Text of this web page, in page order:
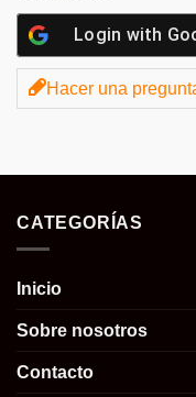
Login with
Hacer una
CATEGORÍAS
Inicio
Sobre nosotros
Contacto